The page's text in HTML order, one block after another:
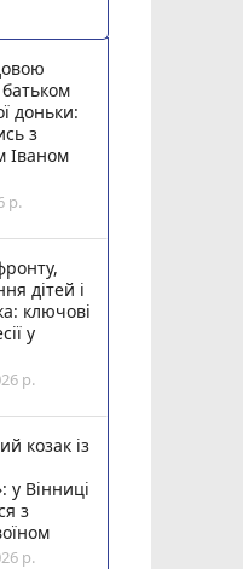
доньки:
з
Іваном
р.
дітей і
ключові
у
р.
козак із
у Вінниці
з
р.